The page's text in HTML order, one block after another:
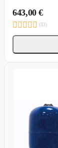
643,00 €
     (33)